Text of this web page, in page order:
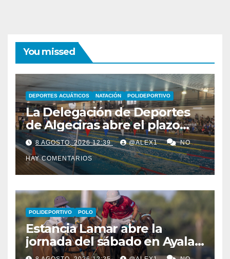
You missed
DEPORTES ACUÁTICOS NATACIÓN POLIDEPORTIVO
La Delegación de Deportes
de Algeciras abre el plazo
para los cursos municipales
de natación para todas las
edades
8 AGOSTO, 2026 12:39 @ALEX1 NO
HAY COMENTARIOS
POLIDEPORTIVO POLO
Estancia Lamar abre la
jornada del sábado en Ayala
Polo Club con una